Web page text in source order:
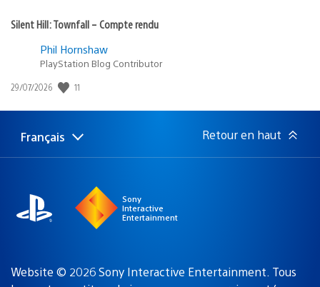
Silent Hill: Townfall – Compte rendu
Phil Hornshaw
PlayStation Blog Contributor
Date
publication
29/07/2026 11
Choisir
Région
Français Retour en haut
Sony
Interactive
Entertainment
Website © 2026 Sony Interactive Entertainment. Tous